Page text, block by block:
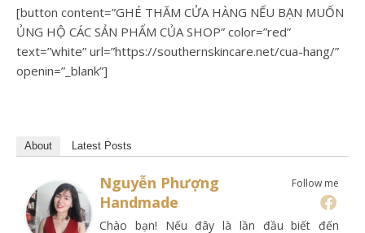
[button content=”GHÉ THĂM CỬA HÀNG NẾU BẠN MUỐN
ỦNG HỘ CÁC SẢN PHẨM CỦA SHOP” color=”red”
text=”white” url=”https://southernskincare.net/cua-hang/”
openin=”_blank”]
About Latest Posts
Follow me
Nguyễn Phượng
Handmade
Chào bạn! Nếu đây là lần đầu biết đến